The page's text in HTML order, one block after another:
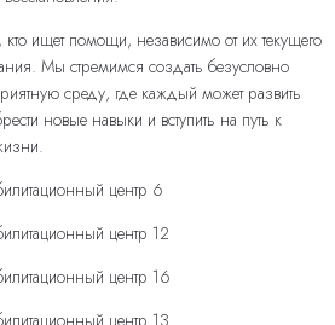
ищет помощи, независимо от их текущего
Мы стремимся создать безусловно
среду, где каждый может развить
новые навыки и вступить на путь к